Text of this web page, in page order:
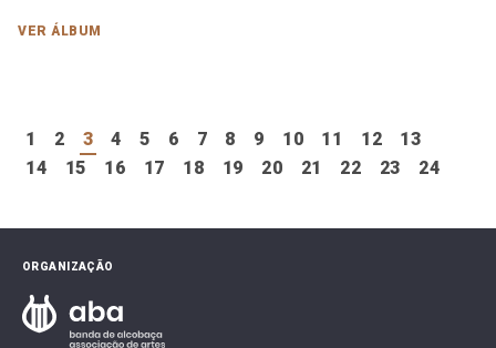
VER ÁLBUM
1 2 3 4 5 6 7 8 9 10 11 12
13
14
15 16 17 18 19 20 21 22 23 24
ORGANIZAÇÃO